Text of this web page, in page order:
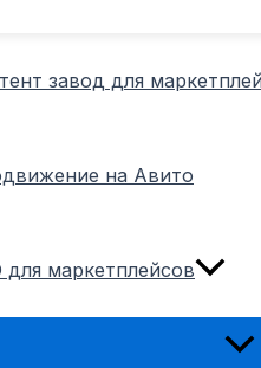
завод для
на Авито
для маркетплейсов